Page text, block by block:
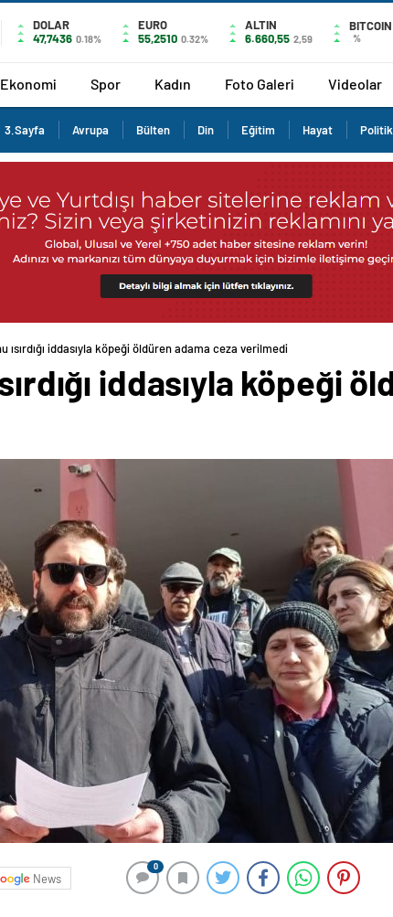
DOLAR
47,7436 0.18%
EURO
55,2510 0.32%
ALTIN
6.660,55 2,59
BITCOIN
%
Ekonomi Spor Kadın Foto Galeri Videolar
3.Sayfa Avrupa Bülten Din Eğitim Hayat
ısırdığı iddasıyla köpeği öldüren adama ceza verilmedi
iddasıyla köpeği
News
0